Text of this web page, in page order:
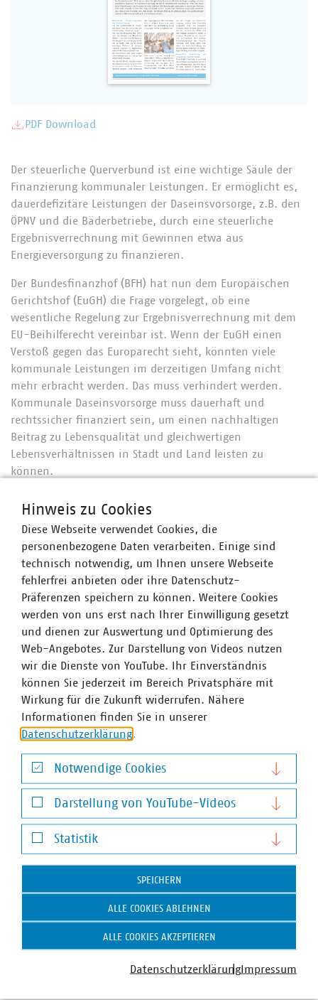
PDF Download
Der steuerliche Querverbund ist eine wichtige Säule der
Finanzierung kommunaler Leistungen. Er ermöglicht es,
dauerdefizitäre Leistungen der Daseinsvorsorge, z.B. den
ÖPNV und die Bäderbetriebe, durch eine steuerliche
Ergebnisverrechnung mit Gewinnen etwa aus
Energieversorgung zu finanzieren.
Der Bundesfinanzhof (BFH) hat nun dem Europäischen
Gerichtshof (EuGH) die Frage vorgelegt, ob eine
wesentliche Regelung zur Ergebnisverrechnung mit dem
EU-Beihilferecht vereinbar ist. Wenn der EuGH einen
Verstoß gegen das Europarecht sieht, könnten viele
kommunale Leistungen im derzeitigen Umfang nicht
mehr erbracht werden. Das muss verhindert werden.
Kommunale Daseinsvorsorge muss dauerhaft und
rechtssicher finanziert sein, um einen nachhaltigen
Beitrag zu Lebensqualität und gleichwertigen
Lebensverhältnissen in Stadt und Land leisten zu
können.
Ansprechpartner
+49 30 58580-138
meyer(at)vku(dot)de
Hinweis zu Cookies
Diese Webseite verwendet Cookies, die
personenbezogene Daten verarbeiten. Einige sind
technisch notwendig, um Ihnen unsere Webseite
fehlerfrei anbieten oder ihre Datenschutz-
Präferenzen speichern zu können. Weitere Cookies
werden von uns erst nach Ihrer Einwilligung gesetzt
und dienen zur Auswertung und Optimierung des
Web-Angebotes. Zur Darstellung von Videos nutzen
wir die Dienste von YouTube. Ihr Einverständnis
können Sie jederzeit im Bereich Privatsphäre mit
Wirkung für die Zukunft widerrufen. Nähere
Informationen finden Sie in unserer
Datenschutzerklärung
Notwendige Cookies
Notwendige Cookies
Darstellung von YouTube-Videos
Darstellung von YouTube-Videos
Statistik
Statistik
SPEICHERN
ALLE COOKIES ABLEHNEN
ALLE COOKIES AKZEPTIEREN
DatenschutzerklärungImpressum